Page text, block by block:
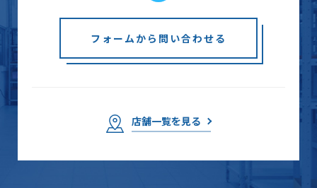
フォームから問い合わせる
店舗一覧を見る